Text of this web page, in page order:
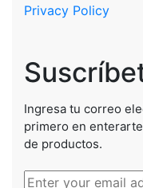
Privacy Policy
Ingresa tu correo
primero en
de productos.